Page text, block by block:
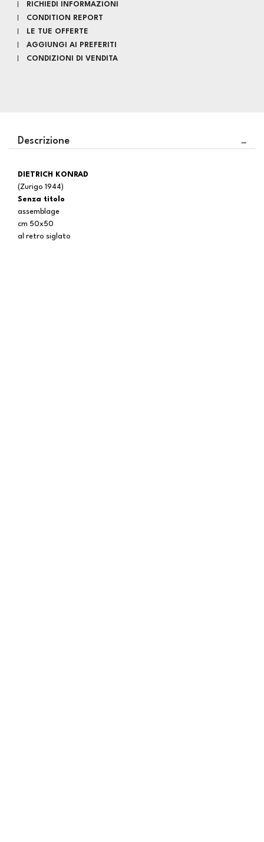
RICHIEDI INFORMAZIONI
CONDITION REPORT
LE TUE OFFERTE
AGGIUNGI AI PREFERITI
CONDIZIONI DI VENDITA
Descrizione
DIETRICH KONRAD
(Zurigo 1944)
Senza titolo
assemblage
cm 50x50
al retro siglato